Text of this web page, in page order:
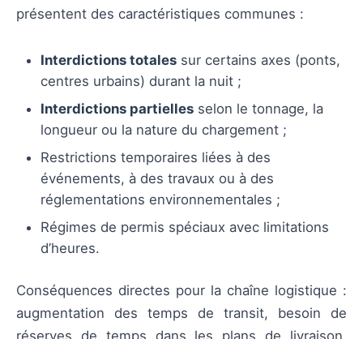
présentent des caractéristiques communes :
Interdictions totales sur certains axes (ponts,
centres urbains) durant la nuit ;
Interdictions partielles selon le tonnage, la
longueur ou la nature du chargement ;
Restrictions temporaires liées à des
événements, à des travaux ou à des
réglementations environnementales ;
Régimes de permis spéciaux avec limitations
d’heures.
Conséquences directes pour la chaîne logistique :
augmentation des temps de transit, besoin de